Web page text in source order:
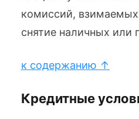
комиссий, взимаемых
снятие наличных или
к содержанию ↑
Кредитные